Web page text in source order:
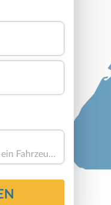
Haben Sie ein Fahrzeug?